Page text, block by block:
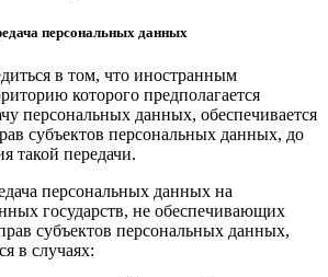
персональных данных
в том, что иностранным
которого предполагается
персональных данных, обеспечивается
субъектов персональных данных, до
такой передачи.
персональных данных на
государств, не обеспечивающих
субъектов персональных данных,
в случаях: